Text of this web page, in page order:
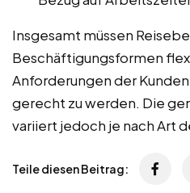
Insgesamt müssen
Beschäftigungsformen
Anforderungen der
gerecht zu werden. Die
variiert jedoch je nach Art
Teile diesen Beitrag: